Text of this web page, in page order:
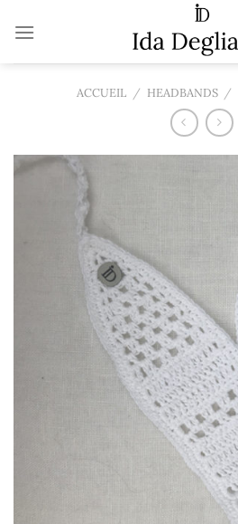
ACCUEIL / HEADBANDS /